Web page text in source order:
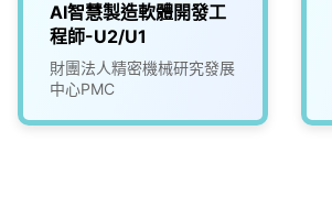
AI智慧製造軟體開發工
程師-U2/U1
財團法人精密機械研究發展
中心PMC